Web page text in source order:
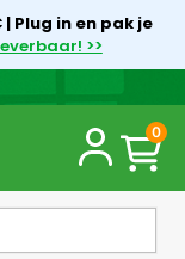
Plug in en pak je
>>
0